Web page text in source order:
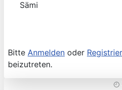
Sämi
Bitte Anmelden oder
beizutreten.